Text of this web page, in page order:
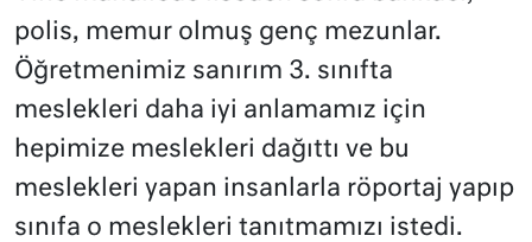
polis, memur olmuş genç mezunlar.
Öğretmenimiz sanırım 3. sınıfta
meslekleri daha iyi anlamamız için
hepimize meslekleri dağıttı ve bu
meslekleri yapan insanlarla röportaj yapıp
sınıfa o meslekleri tanıtmamızı istedi.